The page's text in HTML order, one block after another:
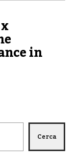
in
Cerca